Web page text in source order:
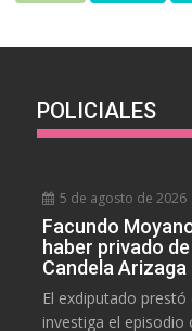
POLICIALES
5 de agosto de 2026
Facundo
haber privado
Candela Arizaga
El exdiputado
investiga el episodio